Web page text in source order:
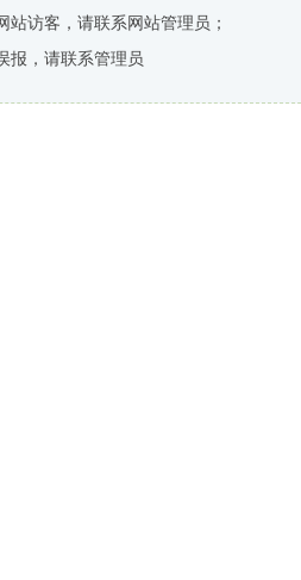
站访客，请联系网站管理员；
报，请联系管理员